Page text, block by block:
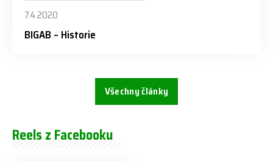
7.4.2020
BIGAB – Historie
Všechny články
Reels z Facebooku